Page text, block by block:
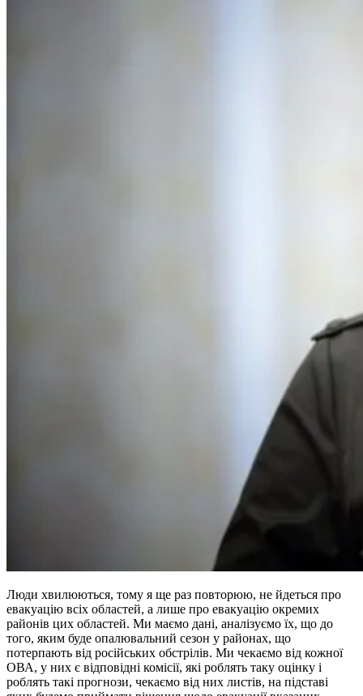
Люди хвилюються, тому я ще раз повторюю, не йдеться про
евакуацію всіх областей, а лише про евакуацію окремих
районів цих областей. Ми маємо дані, аналізуємо їх, що до
того, яким буде опалювальний сезон у районах, що
потерпають від російських обстрілів. Ми чекаємо від кожної
ОВА, у них є відповідні комісії, які роблять таку оцінку і
роблять такі прогнози, чекаємо від них листів, на підставі